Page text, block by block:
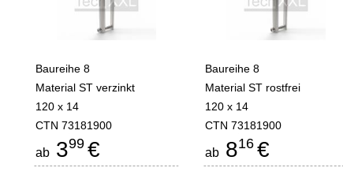
Baureihe 8
Material ST verzinkt
120 x 14
CTN 73181900
ab 399 €
Baureihe 8
Material ST rostfrei
120 x 14
CTN 73181900
ab 816 €